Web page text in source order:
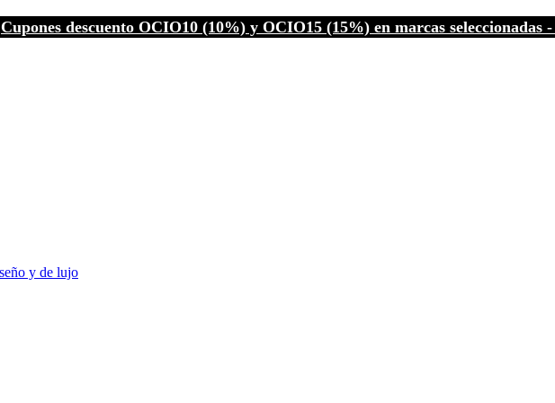
Cupones descuento OCIO10 (10%) y OCIO15 (15%) en marcas seleccionadas